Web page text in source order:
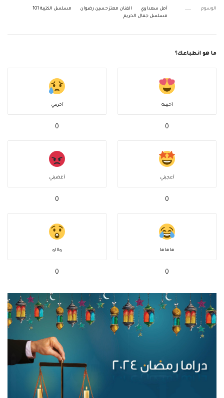
الوسوم أمل سعداوي الفنان معتز حسين رضوان
مسلسل الكتيبة 101
مسلسل جمال الحريم
ما هو انطباعك؟
أحببته
0
أحزنني
0
أعجبني
0
أغضبني
0
هاهاها
0
واااو
0